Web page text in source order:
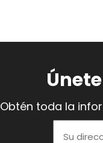
Obtén toda la